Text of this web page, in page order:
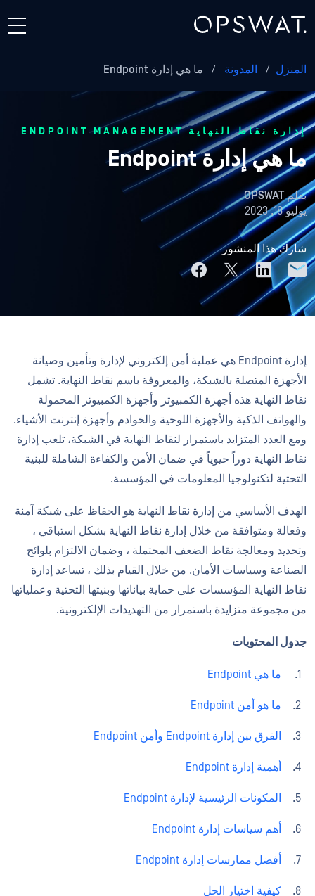
المنزل / المدونة / ما هي إدارة Endpoint
إدارة نقاط النهاية ENDPOINT MANAGEMENT
ما هي إدارة Endpoint
بقلمOPSWAT
يوليو 18, 2023
شارك هذا المنشور
إدارة Endpoint هي عملية أمن إلكتروني لإدارة وتأمين وصيانة
الأجهزة المتصلة بالشبكة، والمعروفة باسم نقاط النهاية. تشمل
نقاط النهاية هذه أجهزة الكمبيوتر وأجهزة الكمبيوتر المحمولة
والهواتف الذكية والأجهزة اللوحية والخوادم وأجهزة إنترنت الأشياء.
ومع العدد المتزايد باستمرار لنقاط النهاية في الشبكة، تلعب إدارة
نقاط النهاية دوراً حيوياً في ضمان الأمن والكفاءة الشاملة للبنية
التحتية لتكنولوجيا المعلومات في المؤسسة.
الهدف الأساسي من إدارة نقاط النهاية هو الحفاظ على شبكة آمنة
وفعالة ومتوافقة من خلال إدارة نقاط النهاية بشكل استباقي ،
وتحديد ومعالجة نقاط الضعف المحتملة ، وضمان الالتزام بلوائح
الصناعة وسياسات الأمان. من خلال القيام بذلك ، تساعد إدارة
نقاط النهاية المؤسسات على حماية بياناتها وبنيتها التحتية وعملياتها
من مجموعة متزايدة باستمرار من التهديدات الإلكترونية.
جدول المحتويات
ما هي Endpoint
ما هو أمن Endpoint
الفرق بين إدارة Endpoint وأمن Endpoint
أهمية إدارة Endpoint
المكونات الرئيسية لإدارة Endpoint
أهم سياسات إدارة Endpoint
أفضل ممارسات إدارة Endpoint
كيفية اختيار الحل